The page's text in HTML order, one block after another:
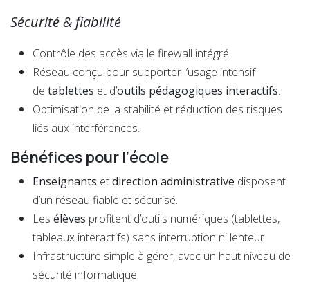
Sécurité & fiabilité
Contrôle des accès via le firewall intégré.
Réseau conçu pour supporter l’usage intensif
de tablettes et d’outils pédagogiques interactifs.
Optimisation de la stabilité et réduction des risques
liés aux interférences.
Bénéfices pour l’école
Enseignants etdirection administrative disposent
d’un réseau fiable et sécurisé.
Les élèves profitent d’outils numériques (tablettes,
tableaux interactifs) sans interruption ni lenteur.
Infrastructure simple à gérer, avec un haut niveau de
sécurité informatique.